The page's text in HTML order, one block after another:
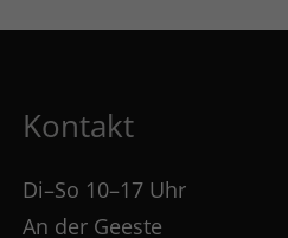
Kontakt
Di–So 10–17 Uhr
An der Geeste